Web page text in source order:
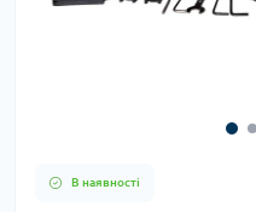
В наявності